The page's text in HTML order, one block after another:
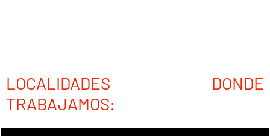
LOCALIDADES DONDE
TRABAJAMOS: